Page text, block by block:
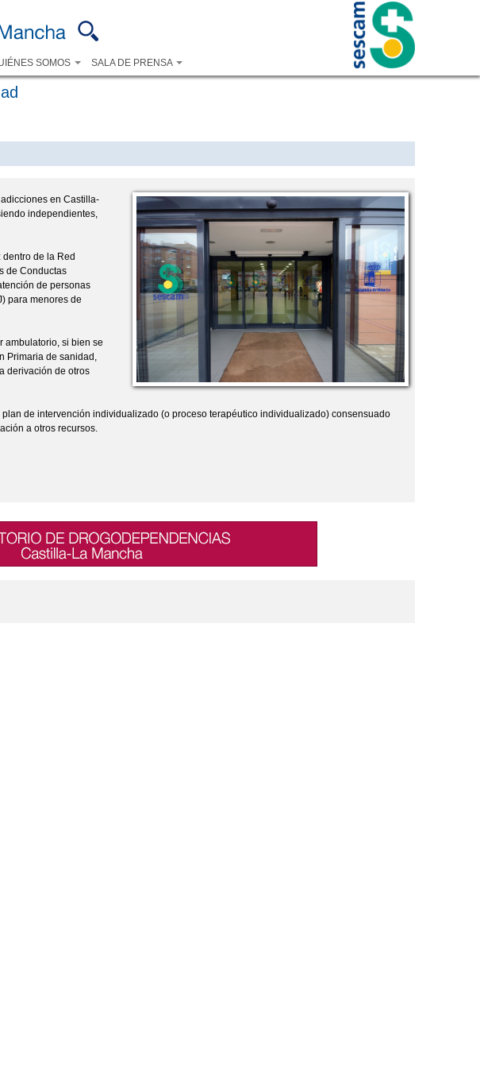
SOMOS SALA DE PRENSA
en Castilla-
independientes,
dentro de la Red
de Conductas
de personas
para menores de
ambulatorio, si bien se
Primaria de sanidad,
derivación de otros
de intervención individualizado (o proceso terapéutico individualizado) consensuado
a otros recursos.